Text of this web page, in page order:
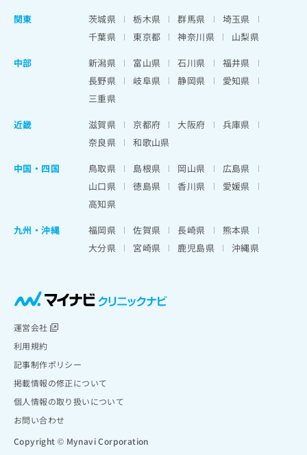
関東
茨城県 栃木県 群馬県
埼玉県
千葉県
東京都 神奈川県
山梨県
中部
新潟県 富山県 石川県
福井県
長野県
岐阜県 静岡県
愛知県
三重県
近畿
滋賀県 京都府 大阪府
兵庫県
奈良県
和歌山県
中国・四国
鳥取県 島根県 岡山県
広島県
山口県
徳島県 香川県
愛媛県
高知県
九州・沖縄
福岡県 佐賀県 長崎県
熊本県
大分県
宮崎県 鹿児島県 沖縄県
運営会社
利用規約
記事制作ポリシー
掲載情報の修正について
個人情報の取り扱いについて
お問い合わせ
Copyright © Mynavi Corporation